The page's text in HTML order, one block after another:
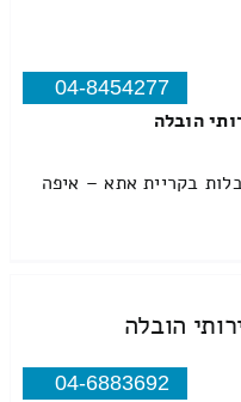
04-8454277
הובלה
בקריית אתא – איפה
הובלה
04-6883692